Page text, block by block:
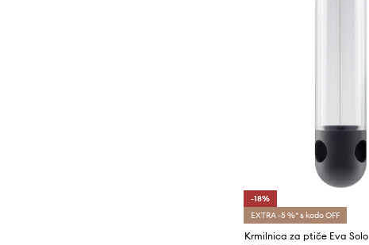
-18%
EXTRA -5 %* s kodo OFF
Krmilnica za ptiče Eva Solo